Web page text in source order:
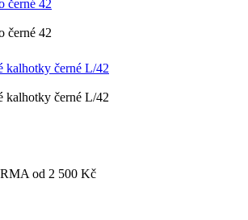
černé 42
černé L/42